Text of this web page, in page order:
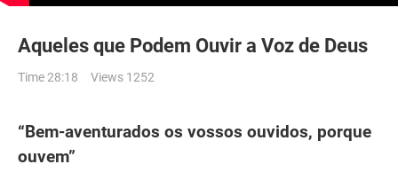
Aqueles que Podem Ouvir a Voz de Deus
Time 28:18 Views 1252
“Bem-aventurados os vossos ouvidos, porque
ouvem”